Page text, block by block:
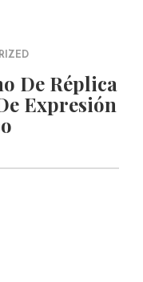
De Réplica
Expresión